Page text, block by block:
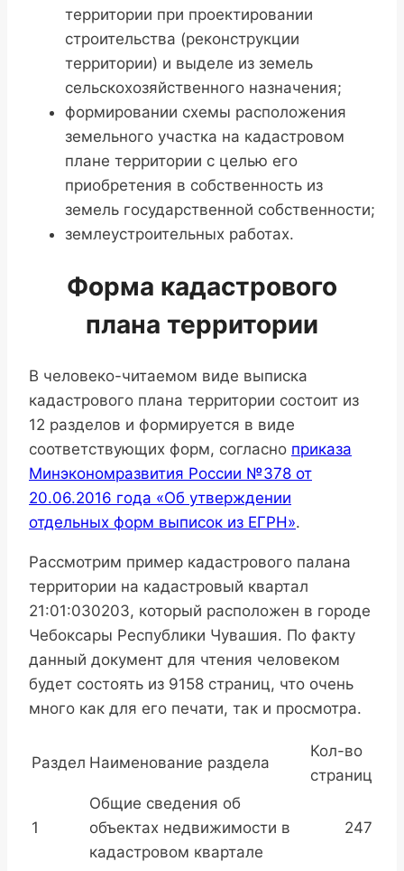
территории при проектировании
строительства (реконструкции
территории) и выделе из земель
сельскохозяйственного назначения;
формировании схемы расположения
земельного участка на кадастровом
плане территории с целью его
приобретения в собственность из
земель государственной собственности;
землеустроительных работах.
Форма кадастрового
плана территории
В человеко-читаемом виде выписка
кадастрового плана территории состоит из
12 разделов и формируется в виде
соответствующих форм, согласно приказа
Минэкономразвития России №378 от
20.06.2016 года «Об утверждении
отдельных форм выписок из ЕГРН».
Рассмотрим пример кадастрового палана
территории на кадастровый квартал
21:01:030203, который расположен в городе
Чебоксары Республики Чувашия. По факту
данный документ для чтения человеком
будет состоять из 9158 страниц, что очень
много как для его печати, так и просмотра.
Раздел Наименование раздела
Кол-во
страниц
1
Общие сведения об
объектах недвижимости в
кадастровом квартале
247